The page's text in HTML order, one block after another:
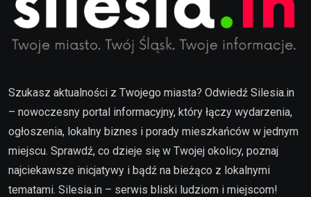
Szukasz aktualności z Twojego miasta? Odwiedź Silesia.in
– nowoczesny portal informacyjny, który łączy wydarzenia,
ogłoszenia, lokalny biznes i porady mieszkańców w jednym
miejscu. Sprawdź, co dzieje się w Twojej okolicy, poznaj
najciekawsze inicjatywy i bądź na bieżąco z lokalnymi
tematami. Silesia.in – serwis bliski ludziom i miejscom!